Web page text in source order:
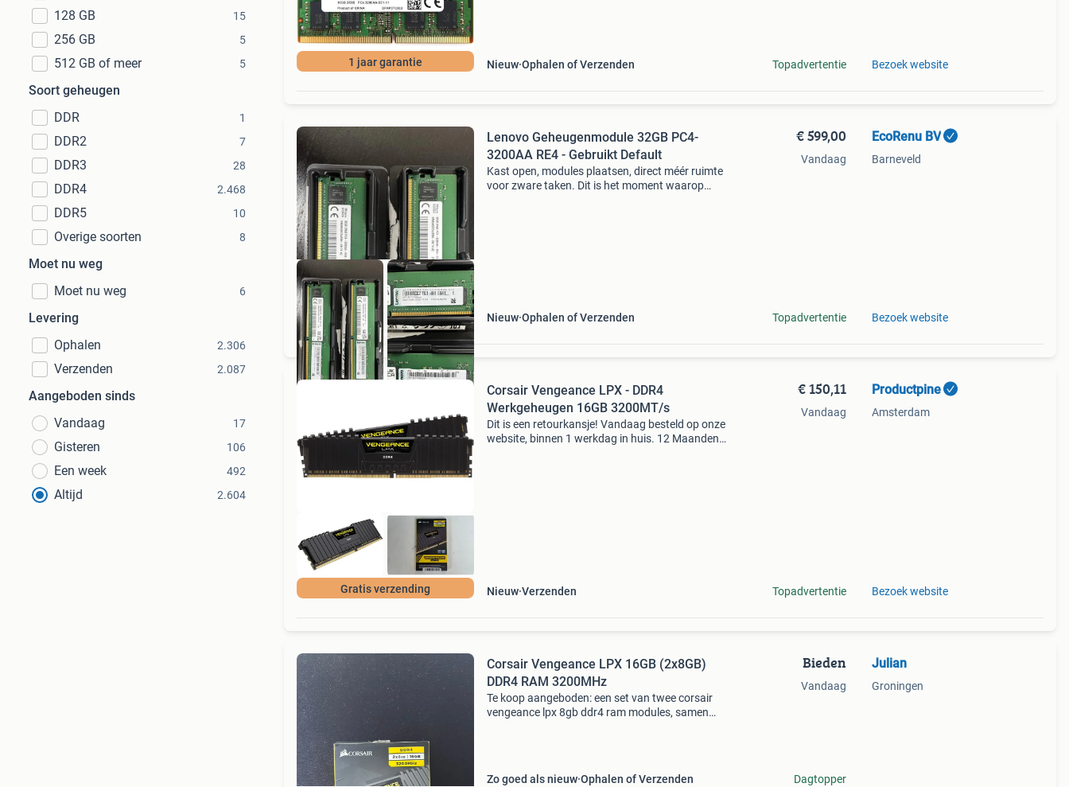
128 GB 15
256 GB 5
512 GB of meer 5
Soort geheugen
DDR
1
DDR2 7
DDR3 28
DDR4 2.468
DDR5 10
Overige soorten 8
Moet nu weg
Moet nu weg
6
Levering
Ophalen
2.306
Verzenden 2.087
Aangeboden sinds
Vandaag
17
Gisteren 106
Een week 492
Altijd 2.604
1 jaar garantie Nieuw Ophalen of Verzenden Topadvertentie Bezoek website
Lenovo Geheugenmodule 32GB PC4-
3200AA RE4 - Gebruikt Default
Kast open, modules plaatsen, direct méér ruimte
voor zware taken. Dit is het moment waarop
Nieuw Ophalen of Verzenden
€ 599,00
Vandaag
Topadvertentie
EcoRenu BV
Barneveld
Bezoek website
Gratis verzending
Corsair Vengeance LPX - DDR4
Werkgeheugen 16GB 3200MT/s
Dit is een retourkansje! Vandaag besteld op onze
website, binnen 1 werkdag in huis. 12 Maanden
Nieuw Verzenden
€ 150,11
Vandaag
Topadvertentie
Productpine
Amsterdam
Bezoek website
Corsair Vengeance LPX 16GB (2x8GB)
DDR4 RAM 3200MHz
Te koop aangeboden: een set van twee corsair
vengeance lpx 8gb ddr4 ram modules, samen
Zo goed als nieuw Ophalen of Verzenden
Bieden
Vandaag
Dagtopper
Julian
Groningen